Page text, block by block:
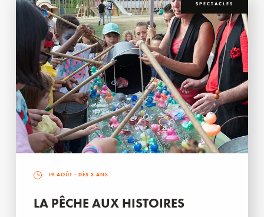
SPECTACLES
19 AOÛT - DÈS 3 ANS
LA PÊCHE AUX HISTOIRES